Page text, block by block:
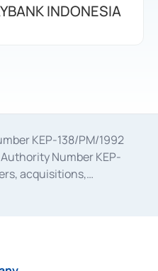
INDONESIA
KEP-138/PM/1992
Number KEP-
acquisitions,
as a provider of